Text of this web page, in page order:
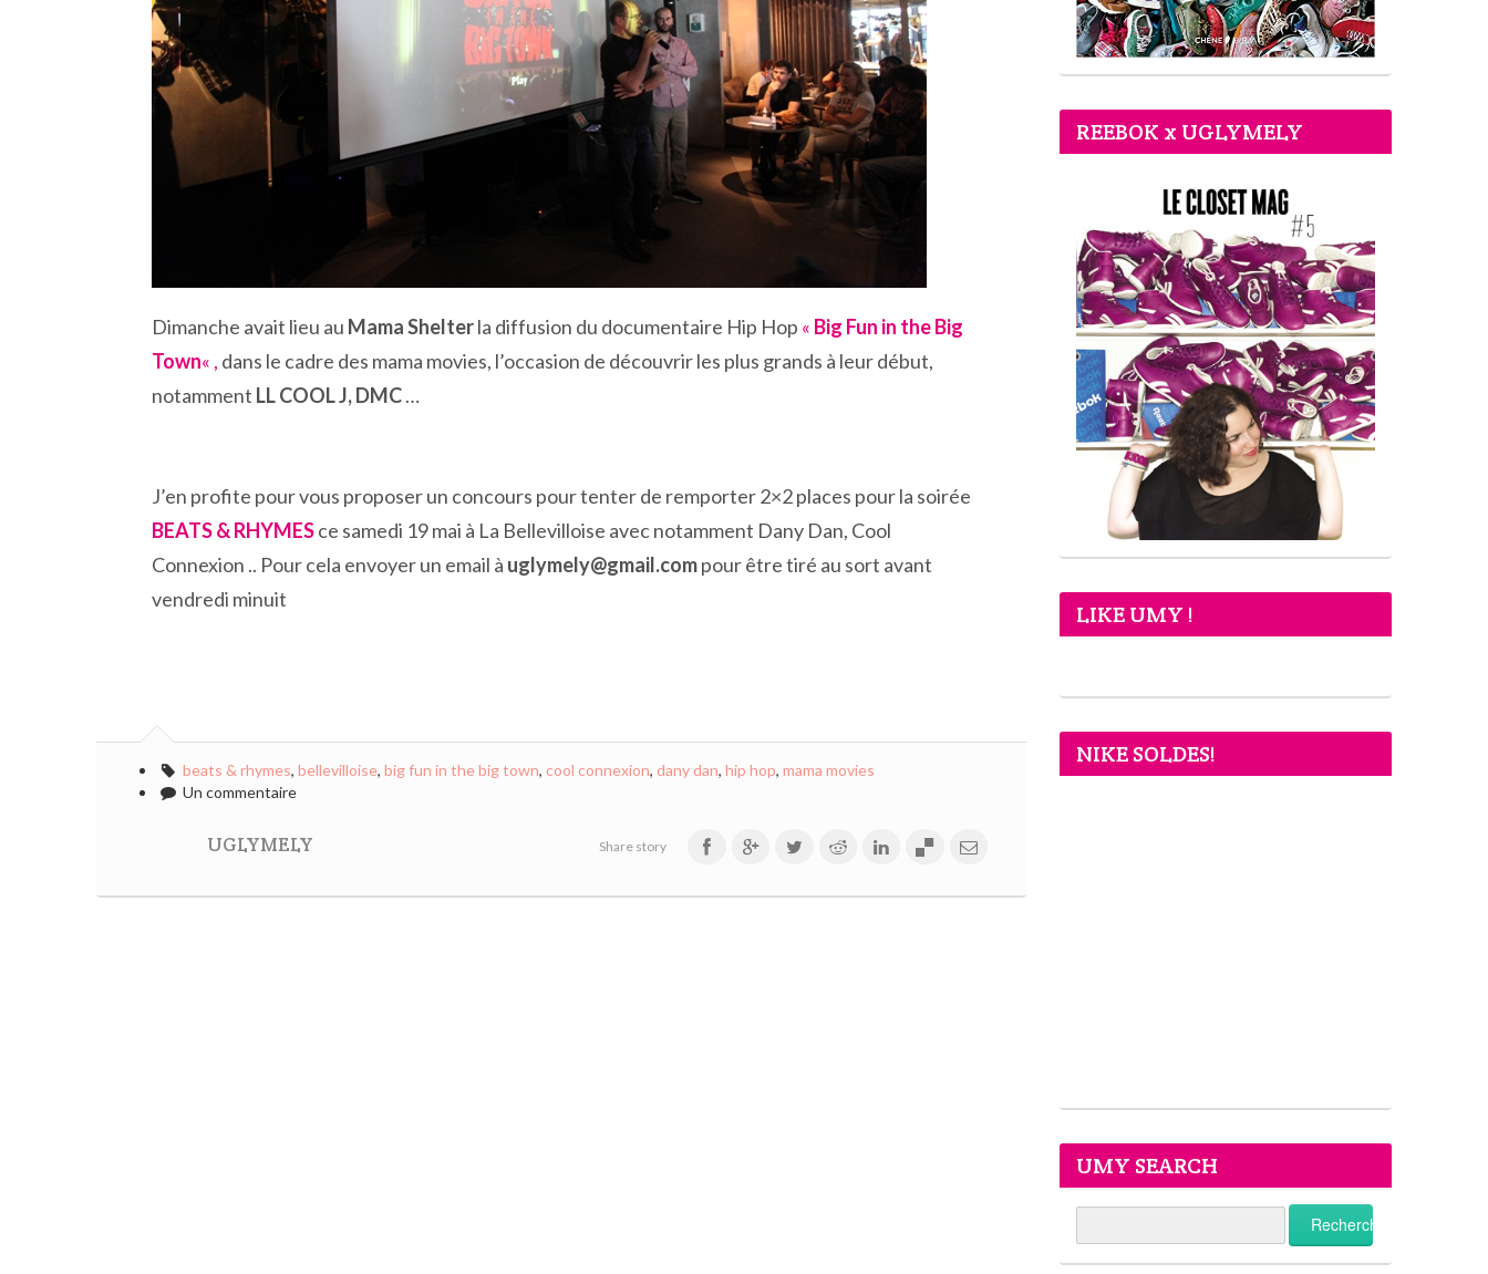
Dimanche avait lieu au Mama Shelterla diffusion du documentaire Hip Hop « Big Fun in the Big
Town« , dans le cadre des mama movies, l’occasion de découvrir les plus grands à leur début,
notamment LL COOL J, DMC…
J’en profite pour vous proposer un concours pour tenter de remporter 2×2 places pour la soirée
BEATS & RHYMESce samedi 19 mai à La Bellevilloise avec notamment Dany Dan, Cool
Connexion .. Pour cela envoyer un email à uglymely@gmail.compour être tiré au sort avant
vendredi minuit
beats & rhymes, bellevilloise, big fun in the big town, cool connexion, dany dan, hip hop, mama movies
Un commentaire
UGLYMELY Share story
REEBOK x UGLYMELY
LIKE UMY !
NIKE SOLDES!
UMY SEARCH